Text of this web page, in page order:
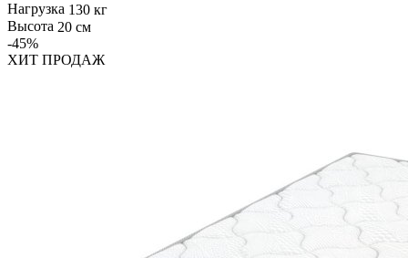
Нагрузка 130 кг
Высота 20 см
-45%
ХИТ ПРОДАЖ